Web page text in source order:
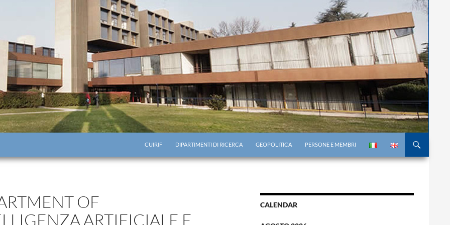
CUIRIF DIPARTIMENTI DI RICERCA GEOPOLITICA PERSONE E MEMBRI
OF
ARTIFICIALE E
CALENDAR